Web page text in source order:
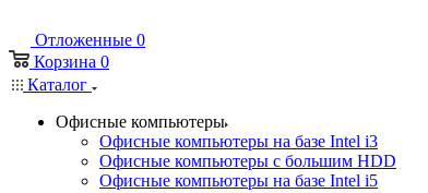
Отложенные 0
Корзина 0
Каталог
Офисные компьютеры
Офисные компьютеры на базе Intel i3
Офисные компьютеры с большим HDD
Офисные компьютеры на базе Intel i5